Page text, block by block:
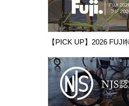
【PICK UP】2026 FUJI